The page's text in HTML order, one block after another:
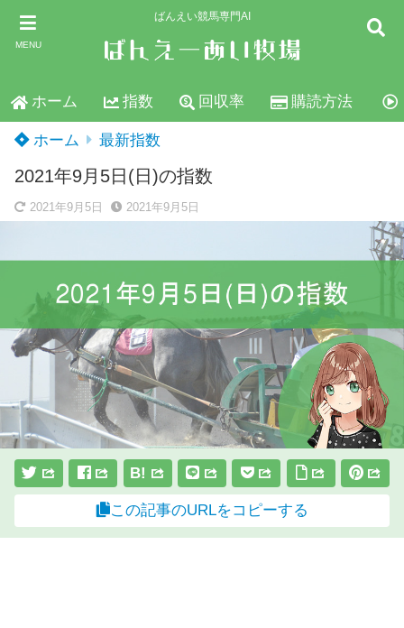
MENU
ばんえい競馬専門AI
ホーム 指数 回収率 購読方法
ホーム 最新指数
2021年9月5日(日)の指数
2021年9月5日 2021年9月5日
B!
この記事のURLをコピーする